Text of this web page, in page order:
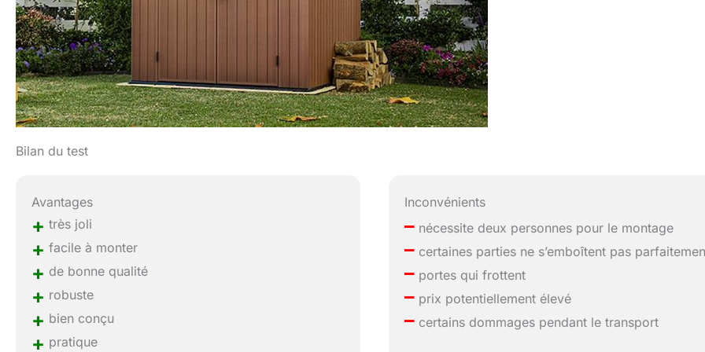
Bilan du test
Avantages
+ très joli
+ facile à monter
+ de bonne qualité
+ robuste
+ bien conçu
+ pratique
Inconvénients
– nécessite deux personnes pour le montage
– certaines parties ne s’emboîtent pas
– portes qui frottent
– prix potentiellement élevé
– certains dommages pendant le transport